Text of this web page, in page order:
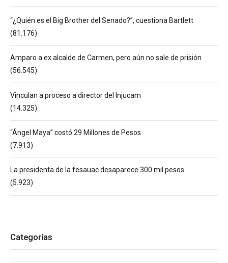
“¿Quién es el Big Brother del Senado?”, cuestiona Bartlett
(81.176)
Amparo a ex alcalde de Carmen, pero aún no sale de prisión
(56.545)
Vinculan a proceso a director del Injucam
(14.325)
“Ángel Maya” costó 29 Millones de Pesos
(7.913)
La presidenta de la fesauac desaparece 300 mil pesos
(5.923)
Categorías